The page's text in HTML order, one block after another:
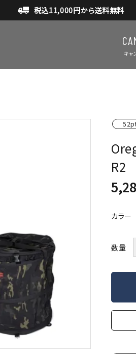
税込11,000円から送料無料
キャ
テ
R2
カラー
数量